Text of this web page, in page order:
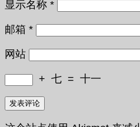
显示名称 *
邮箱 *
网站
+ 七 = 十一